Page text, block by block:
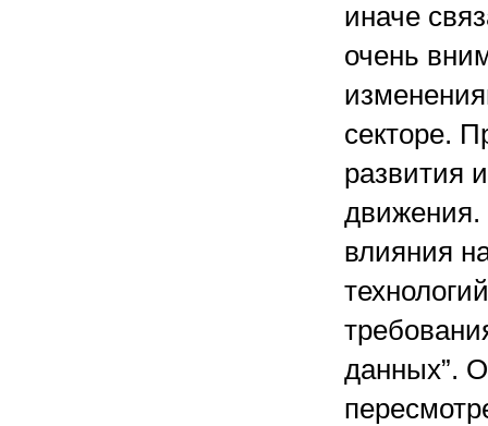
иначе
очень
секторе.
развития
движения.
влияния
данных”.